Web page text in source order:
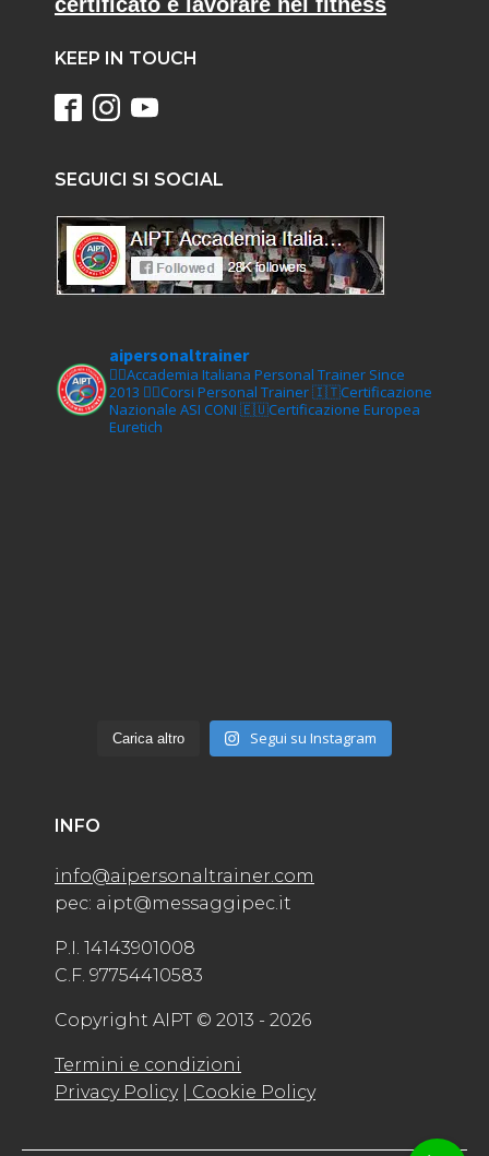
KEEP IN TOUCH
SEGUICI SI SOCIAL
aipersonaltrainer
🏋‍♀️Accademia Italiana Personal Trainer Since
2013 🏋‍♂️Corsi Personal Trainer🇮🇹Certificazione
Nazionale ASI CONI 🇪🇺Certificazione Europea
Euretich
Carica altro Segui su Instagram
INFO
info@aipersonaltrainer.com
pec: aipt@messaggipec.it
P.I. 14143901008
C.F. 97754410583
Copyright AIPT © 2013 - 2026
Termini e condizioni
Privacy Policy
| Cookie Policy